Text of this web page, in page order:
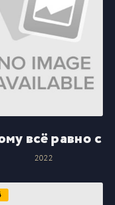
всё равно
2022